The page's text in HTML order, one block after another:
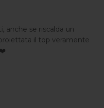
anche se riscalda un
il top veramente